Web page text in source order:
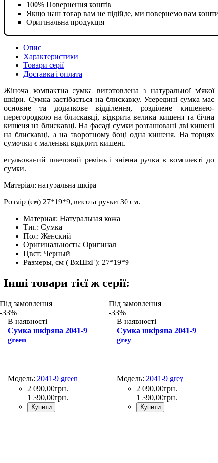
100% Повернення коштів
Якщо наш товар вам не підійде, ми повернемо вам
Оригінальна продукція
Опис
Характеристики
Товари серії
Доставка і оплата
Жіноча компактна сумка виготовлена з натуральної м'якої
шкіри. Сумка застібається на блискавку. Усередині сумка має
основне та додаткове відділення, розділене кишенею-
перегородкою на блискавці, відкрита велика кишеня та бічна
кишеня на блискавці. На фасаді сумки розташовані дві кишені
на блискавці, а на зворотному боці одна кишеня. На торцях
сумочки є маленькі відкриті кишені.
егульований плечовий ремінь і знімна ручка в комплекті до
сумки.
Матеріал: натуральна шкіра
Розмір (см) 27*19*9, висота ручки 30 см.
Материал: Натуральная кожа
Тип: Сумка
Пол: Женский
Оригинальность: Оригинал
Цвет: Черный
Размеры, см ( ВхШхГ): 27*19*9
Інші товари тієї ж серії:
Під замовлення
-33%
В наявності
Сумка шкіряна 2041-9
green
Модель: 2041-9 green
2 090,00грн.
1 390,00грн.
Купити
Під замовлення
-33%
В наявності
Сумка шкіряна 2041-9
grey
Модель: 2041-9 grey
2 090,00грн.
1 390,00грн.
Купити